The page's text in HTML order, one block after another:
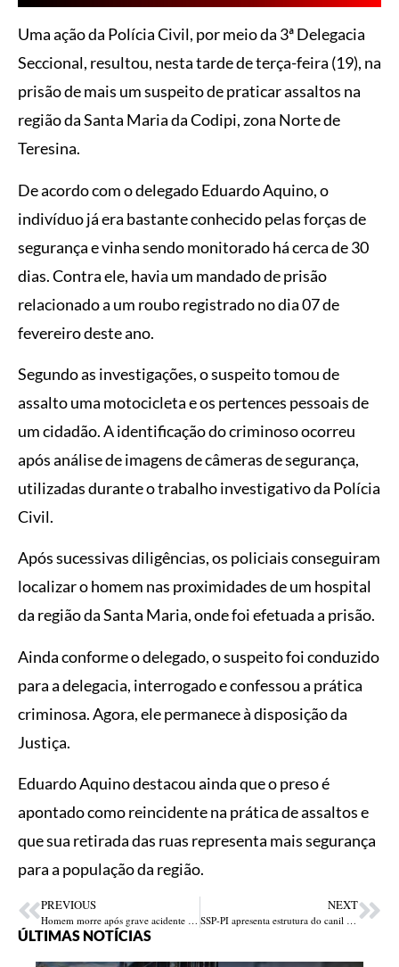
Uma ação da Polícia Civil, por meio da 3ª Delegacia
Seccional, resultou, nesta tarde de terça-feira (19), na
prisão de mais um suspeito de praticar assaltos na
região da Santa Maria da Codipi, zona Norte de
Teresina.
De acordo com o delegado Eduardo Aquino, o
indivíduo já era bastante conhecido pelas forças de
segurança e vinha sendo monitorado há cerca de 30
dias. Contra ele, havia um mandado de prisão
relacionado a um roubo registrado no dia 07 de
fevereiro deste ano.
Segundo as investigações, o suspeito tomou de
assalto uma motocicleta e os pertences pessoais de
um cidadão. A identificação do criminoso ocorreu
após análise de imagens de câmeras de segurança,
utilizadas durante o trabalho investigativo da Polícia
Civil.
Após sucessivas diligências, os policiais conseguiram
localizar o homem nas proximidades de um hospital
da região da Santa Maria, onde foi efetuada a prisão.
Ainda conforme o delegado, o suspeito foi conduzido
para a delegacia, interrogado e confessou a prática
criminosa. Agora, ele permanece à disposição da
Justiça.
Eduardo Aquino destacou ainda que o preso é
apontado como reincidente na prática de assaltos e
que sua retirada das ruas representa mais segurança
para a população da região.
PREVIOUS
Homem morre após grave acidente de moto no Sul do Piauí
NEXT
SSP-PI apresenta estrutura do canil da FEISP e amplia integração com a Sejus
ÚLTIMAS NOTÍCIAS